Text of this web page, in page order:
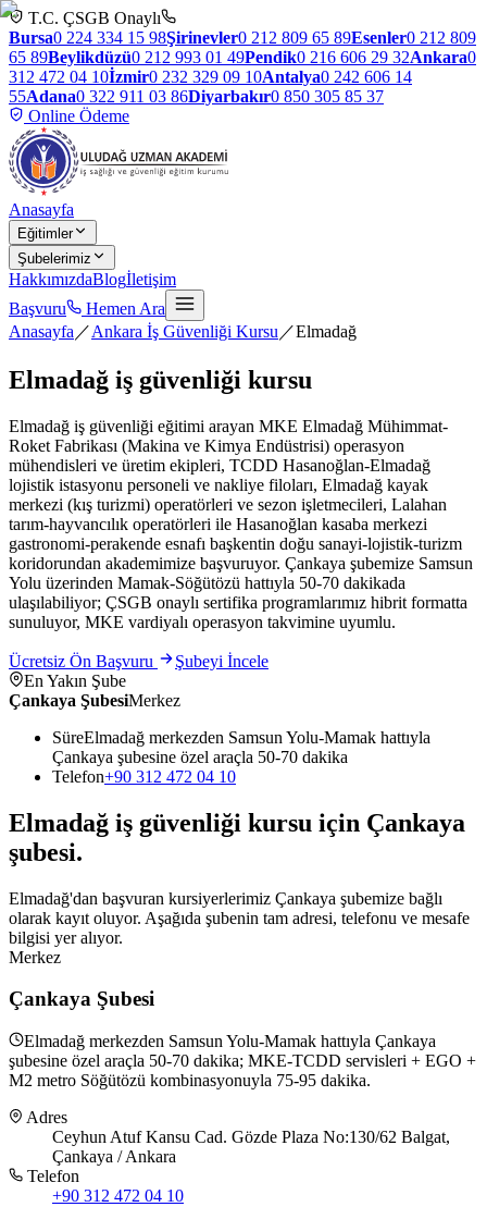
T.C. ÇSGB Onaylı
Bursa0 224 334 15 98Şirinevler0 212 809 65 89Esenler0 212 809
65 89Beylikdüzü0 212 993 01 49Pendik0 216 606 29 32Ankara0
312 472 04 10İzmir0 232 329 09 10Antalya0 242 606 14
55Adana0 322 911 03 86Diyarbakır0 850 305 85 37
Online Ödeme
Anasayfa
Eğitimler
Şubelerimiz
HakkımızdaBlogİletişim
Başvuru
Hemen Ara
Anasayfa ／Ankara İş Güvenliği Kursu ／Elmadağ
Elmadağ iş güvenliği kursu
Elmadağ iş güvenliği eğitimi arayan MKE Elmadağ Mühimmat-
Roket Fabrikası (Makina ve Kimya Endüstrisi) operasyon
mühendisleri ve üretim ekipleri, TCDD Hasanoğlan-Elmadağ
lojistik istasyonu personeli ve nakliye filoları, Elmadağ kayak
merkezi (kış turizmi) operatörleri ve sezon işletmecileri, Lalahan
tarım-hayvancılık operatörleri ile Hasanoğlan kasaba merkezi
gastronomi-perakende esnafı başkentin doğu sanayi-lojistik-turizm
koridorundan akademimize başvuruyor. Çankaya şubemize Samsun
Yolu üzerinden Mamak-Söğütözü hattıyla 50-70 dakikada
ulaşılabiliyor; ÇSGB onaylı sertifika programlarımız hibrit formatta
sunuluyor, MKE vardiyalı operasyon takvimine uyumlu.
Ücretsiz Ön Başvuru
Şubeyi İncele
En Yakın Şube
Çankaya ŞubesiMerkez
SüreElmadağ merkezden Samsun Yolu-Mamak hattıyla
Çankaya şubesine özel araçla 50-70 dakika
Telefon+90 312 472 04 10
Elmadağ iş güvenliği kursu için Çankaya
şubesi.
Elmadağ'dan başvuran kursiyerlerimiz Çankaya şubemize bağlı
olarak kayıt oluyor. Aşağıda şubenin tam adresi, telefonu ve mesafe
bilgisi yer alıyor.
Merkez
Çankaya Şubesi
Elmadağ merkezden Samsun Yolu-Mamak hattıyla Çankaya
şubesine özel araçla 50-70 dakika; MKE-TCDD servisleri + EGO +
M2 metro Söğütözü kombinasyonuyla 75-95 dakika.
Adres
Ceyhun Atuf Kansu Cad. Gözde Plaza No:130/62 Balgat,
Çankaya / Ankara
Telefon
+90 312 472 04 10